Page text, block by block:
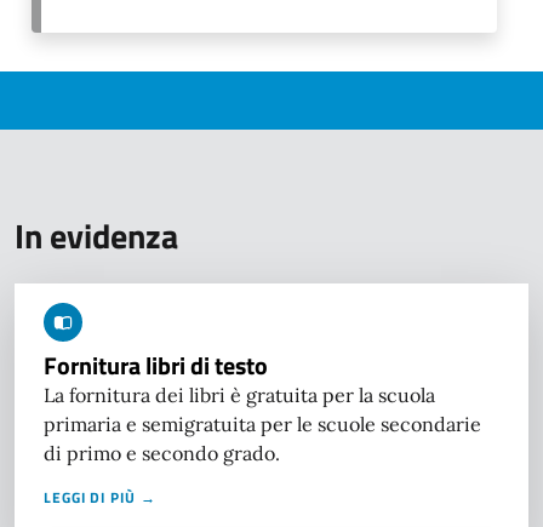
In evidenza
Fornitura libri di testo
La fornitura dei libri è gratuita per la scuola
primaria e semigratuita per le scuole secondarie
di primo e secondo grado.
LEGGI DI PIÙ →